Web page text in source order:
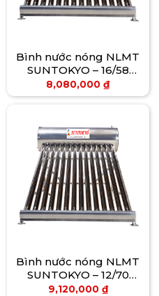
Bình nước nóng NLMT
SUNTOKYO – 16/58
(190L)
8,080,000₫
Bình nước nóng NLMT
SUNTOKYO – 12/70
(200L)
9,120,000 ₫